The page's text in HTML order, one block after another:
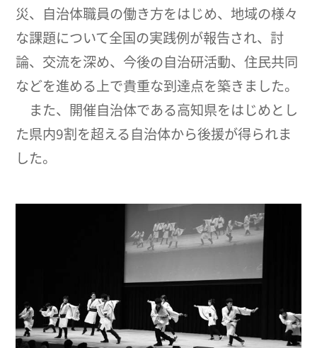
災、自治体職員の働き方をはじめ、地域の様々
な課題について全国の実践例が報告され、討
論、交流を深め、今後の自治研活動、住民共同
などを進める上で貴重な到達点を築きました。
また、開催自治体である高知県をはじめとし
た県内9割を超える自治体から後援が得られま
した。